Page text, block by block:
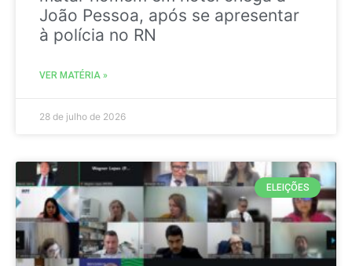
João Pessoa, após se apresentar
à polícia no RN
VER MATÉRIA »
28 de julho de 2026
ELEIÇÕES